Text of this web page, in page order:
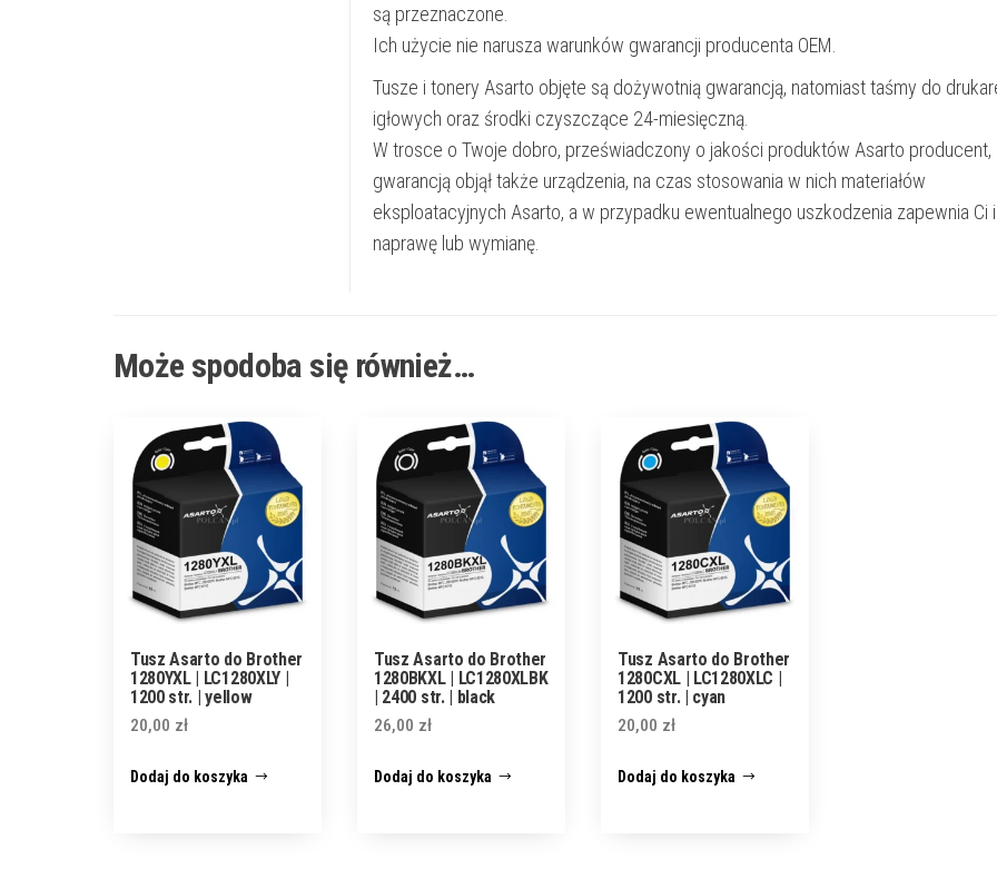
są przeznaczone.
Ich użycie nie narusza warunków gwarancji producenta OEM.
Tusze i tonery Asarto objęte są dożywotnią gwarancją, natomiast taśmy do
igłowych oraz środki czyszczące 24-miesięczną.
W trosce o Twoje dobro, przeświadczony o jakości produktów Asarto producent,
gwarancją objął także urządzenia, na czas stosowania w nich materiałów
eksploatacyjnych Asarto, a w przypadku ewentualnego uszkodzenia zapewnia Ci
naprawę lub wymianę.
Może spodoba się również…
Tusz Asarto do Brother
1280YXL | LC1280XLY |
1200 str. | yellow
20,00 zł
Dodaj do koszyka
Tusz Asarto do Brother
1280BKXL | LC1280XLBK
| 2400 str. | black
26,00 zł
Dodaj do koszyka
Tusz Asarto do Brother
1280CXL | LC1280XLC |
1200 str. | cyan
20,00 zł
Dodaj do koszyka